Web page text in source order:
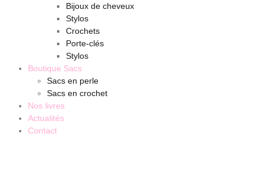
Bijoux de cheveux
Stylos
Crochets
Porte-clés
Stylos
Boutique Sacs
Sacs en perle
Sacs en crochet
Nos livres
Actualités
Contact